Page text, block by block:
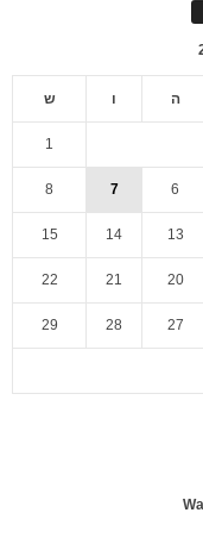
ה ו ש
1
6
7
8
13
14
15
20
21
22
27
28
29